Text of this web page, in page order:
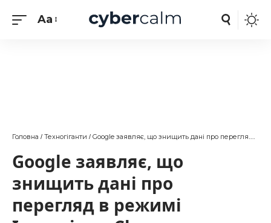
Aa
Головна / Техногіганти / Google заявляє, що знищить дані про перегляд в режимі Інкогніто в Chrome
Google заявляє, що
знищить дані про
перегляд в режимі